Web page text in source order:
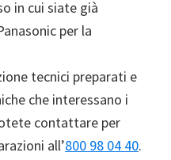
in cui siate già
per la
tecnici preparati e
che interessano i
contattare per
all’800 98 04 40.